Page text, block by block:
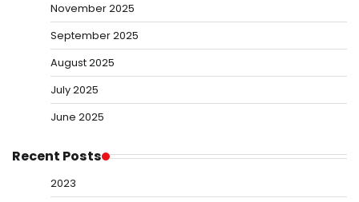
November 2025
September 2025
August 2025
July 2025
June 2025
Recent Posts
2023